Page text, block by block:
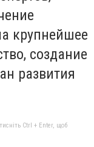
крупнейшее
создание
развития
Ctrl + Enter, щоб